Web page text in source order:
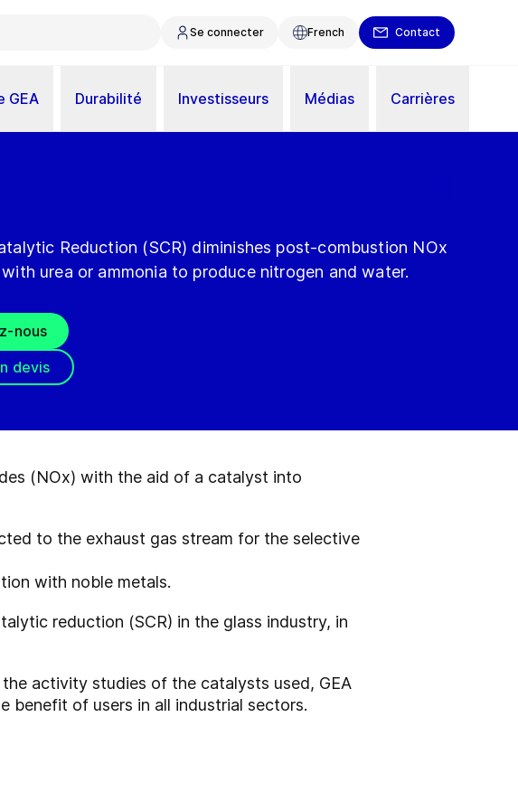
Se connecter French Contact
GEA Durabilité Investisseurs Médias Carrières
Reduction (SCR) diminishes post-combustion NOx
urea or ammonia to produce nitrogen and water.
nous
devis
(NOx) with the aid of a catalyst into
to the exhaust gas stream for the selective
with noble metals.
reduction (SCR) in the glass industry, in
activity studies of the catalysts used, GEA
benefit of users in all industrial sectors.